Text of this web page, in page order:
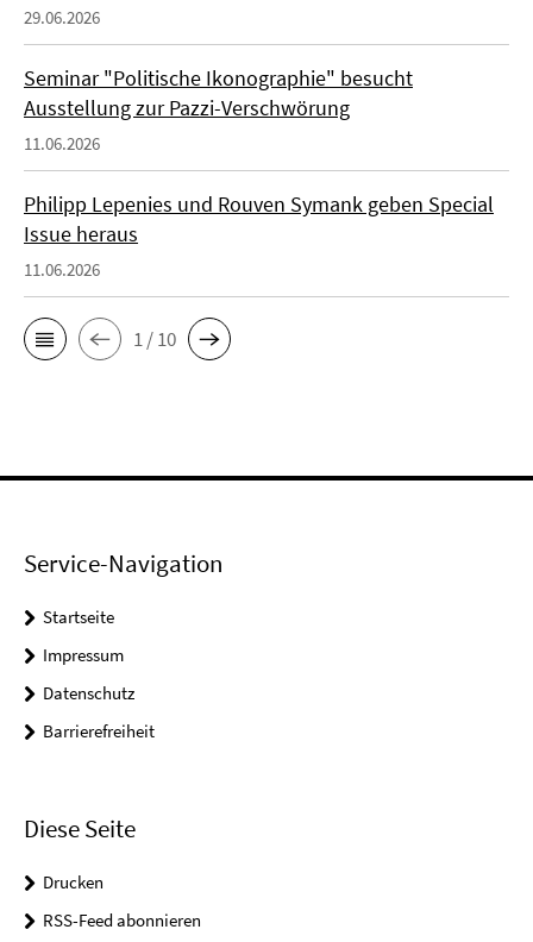
29.06.2026
Seminar "Politische Ikonographie" besucht
Ausstellung zur Pazzi-Verschwörung
11.06.2026
Philipp Lepenies und Rouven Symank geben Special
Issue heraus
11.06.2026
1 / 10
Service-Navigation
Startseite
Impressum
Datenschutz
Barrierefreiheit
Diese Seite
Drucken
RSS-Feed abonnieren